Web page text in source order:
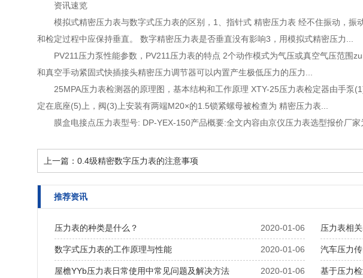
资讯速览
模拟式精密压力表与数字式压力表的区别 ，1、指针式 精密压力表 经不住振动，
和检定过程中应保持垂直。 数字精密压力表是否垂直没有影响3，用模拟式精密压力...
PV211压力泵性能参数 ，PV211压力表的特点 2个动作模式为气压或真空气压范
和真空手动紧固式快插接头精密压力调节器可以内置产生极低压力的压力...
25MPA压力表检测器的原理图 ，基本结构和工作原理 XTY-25压力表检定器由手
定在底座(5)上，阀(3)上安装有两端M20×的1.5锁紧螺母被检查为 精密压力表...
膜盒电接点压力表型号: DP-YEX-150产品概要:全文内容由京仪压力表选型报价厂
上一篇： 0.4级精密数字压力表的注意事项
推荐资讯
2020-01-06
压力表的种类是什么？ 压力表相
2020-01-06
数字式压力表的工作原理与性能 汽车压力
2020-01-06
屋檐YYb压力表日常使用中常见问题及解决方法 基于压力